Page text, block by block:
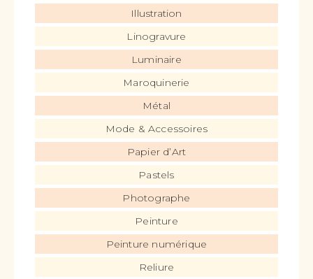
Illustration
Linogravure
Luminaire
Maroquinerie
Métal
Mode & Accessoires
Papier d’Art
Pastels
Photographe
Peinture
Peinture numérique
Reliure